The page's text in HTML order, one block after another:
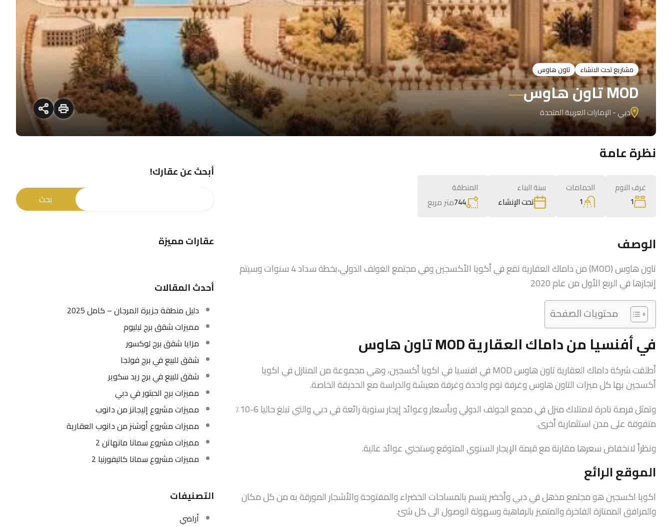
مشاريع تحت الانشاء تاون هاوس
MOD تاون هاوس
دبي - الإمارات العربية المتحدة
نظرة عامة
غرف النوم
1
الحمامات
1
سنة البناء
تحت الإنشاء
المنطقة
744متر مربع
الوصف
تاون هاوس (MOD) من داماك العقارية تقع في أكويا الأكسجين وفي مجتمع الغولف الدولي،بخطة سداد 4 سنوات وسيتم
إنجازها في الربع الأول من عام 2020
محتويات الصفحة
في أفنسيا من داماك العقارية MOD تاون هاوس
أطلقت شركة داماك العقارية تاون هاوس MOD في افنسيا في اكويا أكسجين، وهي مجموعة من المنازل في اكويا
أكسجين بها كل ميزات التاون هاوس وغرفة نوم واحدة وغرفة معيشة والدراسة مع الحديقة الخاصة.
وتمثل فرصة نادرة لامتلاك منزل في مجمع الجولف الدولي وبأسعار وعوائد إيجار سنوية رائعة في دبي والتي تبلغ حاليا 6-10٪
متفوقة على مدن استثمارية أخرى.
ونظراً لانخفاض سعرها مقارنة مع قيمة الإيجار السنوي المتوقع وستجني عوائد عالية.
الموقع الرائع
اكويا اكسجين هو مجتمع مذهل في دبي وأخضر يتسم بالمساحات الخضراء والمفتوحة والأشجار المورقة به من كل مكان
والمرافق الممتازة الفاخرة والمتميز بالرفاهية وسهولة الوصول الى كل شئ.
أبحث عن عقارك!
عقارات مميزة
أحدث المقالات
دليل منطقة جزيرة المرجان – كامل 2025
مميزات شقق برج ليليوم
مزايا شقق برج لوكسور
شقق للبيع في برج فولجا
شقق للبيع في برج ريد سكوير
مميزات برج الحبتور في دبي
مميزات مشروع إليجانز من دانوب
مميزات مشروع أوشنز من دانوب العقارية
مميزات مشروع سمانا مانهاتن 2
مميزات مشروع سمانا كاليفورنيا 2
التصنيفات
أراضي